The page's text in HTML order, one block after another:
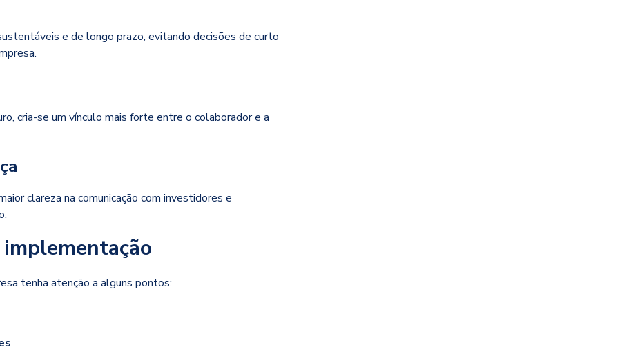
e de longo prazo, evitando decisões de curto
cria-se um vínculo mais forte entre o colaborador e a
clareza na comunicação com investidores e
tenha atenção a alguns pontos: